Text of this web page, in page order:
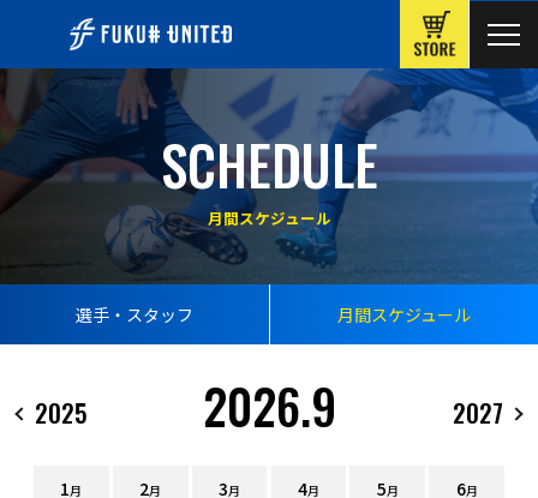
SCHEDULE
月間スケジュール
選手・スタッフ 月間スケジュール
2026.9
2025 2027
1月 2月 3月 4月 5月 6月